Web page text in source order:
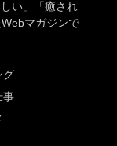
い」「癒され
マガジンで
グ
事